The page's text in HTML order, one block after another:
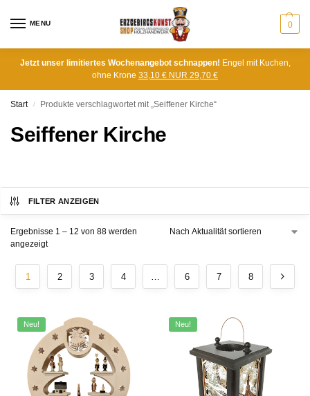
MENU 0
Jetzt unser limitiertes Wochenangebot schnappen! Engel mit Kuchen,
ohne Krone 33,10 € NUR 29,70 €
Start / Produkte verschlagwortet mit „Seiffener Kirche“
Seiffener Kirche
FILTER ANZEIGEN
Ergebnisse 1 – 12 von 88 werden
angezeigt
1 2 3 4 … 6 7 8
Neu! Neu!